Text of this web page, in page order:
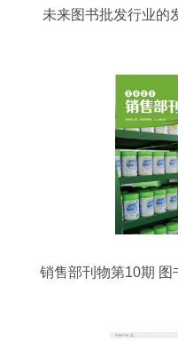
未来图书批发行业的
销售部刊物第10期